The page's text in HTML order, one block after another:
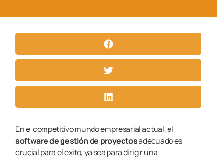
En el competitivo mundo empresarial actual, el
software de gestión de proyectosadecuado es
crucial para el éxito, ya sea para dirigir una